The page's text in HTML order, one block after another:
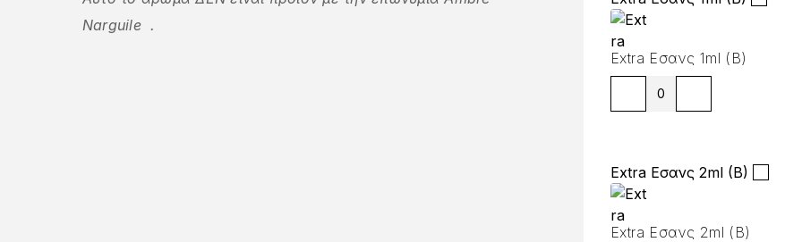
Narguile .
Extra Εσανς 1ml (B)
Extra Εσανς 2ml (B)
Extra Εσανς 2ml (B)